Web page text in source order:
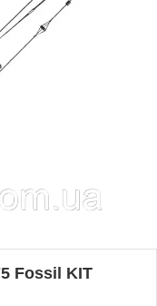
Fossil KIT